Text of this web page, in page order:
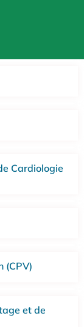
Cardiologie
(CPV)
et de